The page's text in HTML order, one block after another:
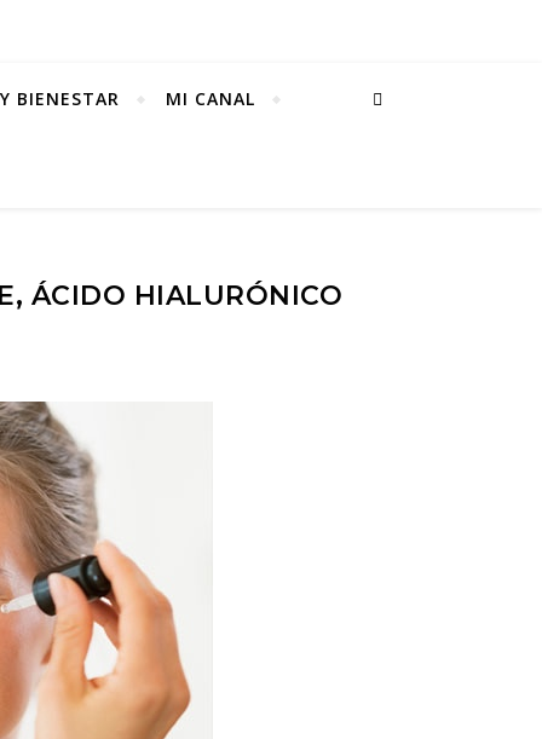
BIENESTAR MI CANAL
ÁCIDO HIALURÓNICO